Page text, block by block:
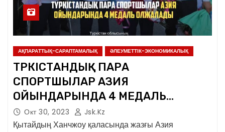
АҚПАРАТТЫҚ-САРАПТАМАЛЫҚ ӘЛЕУМЕТТІК-ЭКОНОМИКАЛЫҚ
ТҮРКІСТАНДЫҚ ПАРА
СПОРТШЫЛАР АЗИЯ
ОЙЫНДАРЫНДА 4 МЕДАЛЬ
ОЛЖАЛАДЫ
Окт 30, 2023 Jsk.kz
Қытайдың Ханчжоу қаласында жазғы Азия